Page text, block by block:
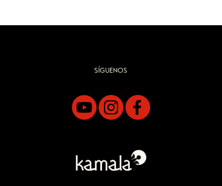
SÍGUENOS